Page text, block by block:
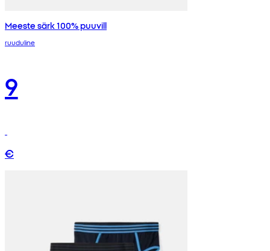
Meeste särk 100% puuvill
ruuduline
9
€